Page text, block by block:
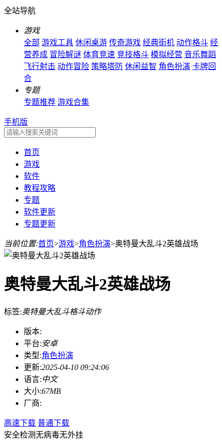
全站导航
游戏
全部 游戏工具 休闲桌游 传奇游戏 经典街机 动作格斗 经
营养成 冒险解谜 体育竞速 竞技格斗 模拟经营 音乐舞蹈
飞行射击 动作冒险 策略塔防 休闲益智 角色扮演 卡牌回
合
专题
专题推荐 游戏合集
手机版
首页
游戏
软件
教程攻略
专题
软件更新
专题更新
当前位置:首页>游戏>角色扮演>奥特曼大乱斗2英雄战场
奥特曼大乱斗2英雄战场
标签:奥特曼大乱斗格斗动作
版本:
平台:安卓
类型:角色扮演
更新:2025-04-10 09:24:06
语言:中文
大小:67MB
厂商:
高速下载 普通下载
安全检测无病毒无外挂